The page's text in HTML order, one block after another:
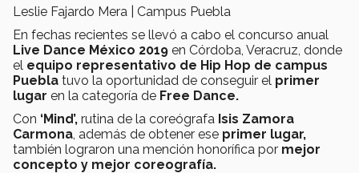
Leslie Fajardo Mera | Campus Puebla
En fechas recientes se llevó a cabo el concurso anual
Live Dance México 2019 en Córdoba, Veracruz, donde
el equipo representativo de Hip Hop de campus
Puebla tuvo la oportunidad de conseguir el primer
lugar en la categoría de Free Dance.
Con ‘Mind’, rutina de la coreógrafa Isis Zamora
Carmona , además de obtener ese primer lugar,
también lograron una mención honorífica por mejor
concepto y mejor coreografía.